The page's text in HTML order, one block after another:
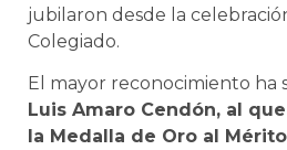
jubilaron desde la
Colegiado.
El mayor reconocimiento ha
Luis Amaro Cendón, al
la Medalla de Oro al